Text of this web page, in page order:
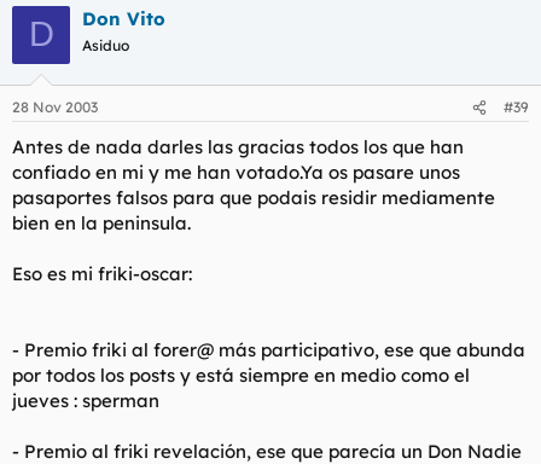
D Don Vito
Asiduo
28 Nov 2003 #39
Antes de nada darles las gracias todos los que han
confiado en mi y me han votado.Ya os pasare unos
pasaportes falsos para que podais residir mediamente
bien en la peninsula.
Eso es mi friki-oscar:
- Premio friki al forer@ más participativo, ese que abunda
por todos los posts y está siempre en medio como el
jueves : sperman
- Premio al friki revelación, ese que parecía un Don Nadie